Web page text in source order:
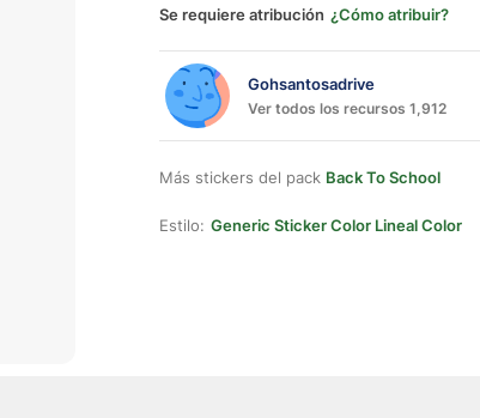
Se requiere atribución ¿Cómo atribuir?
Gohsantosadrive
Ver todos los recursos 1,912
Más stickers del pack Back To School
Estilo: Generic Sticker Color Lineal Color